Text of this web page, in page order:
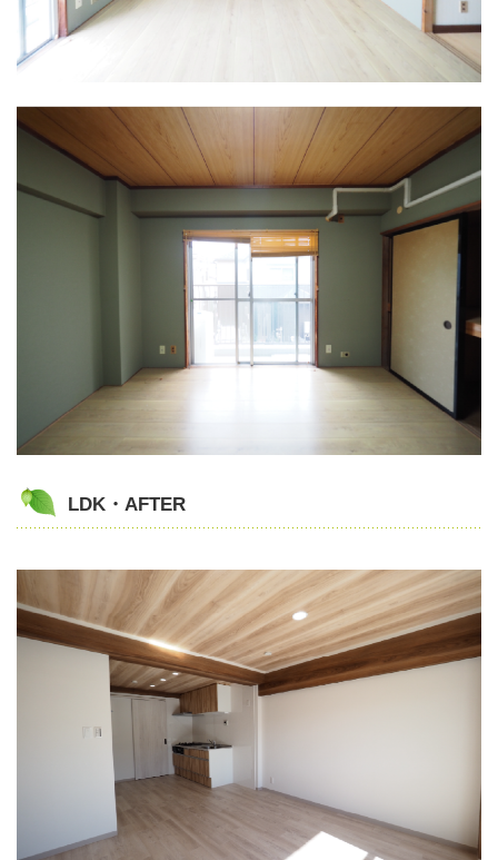
LDK・AFTER